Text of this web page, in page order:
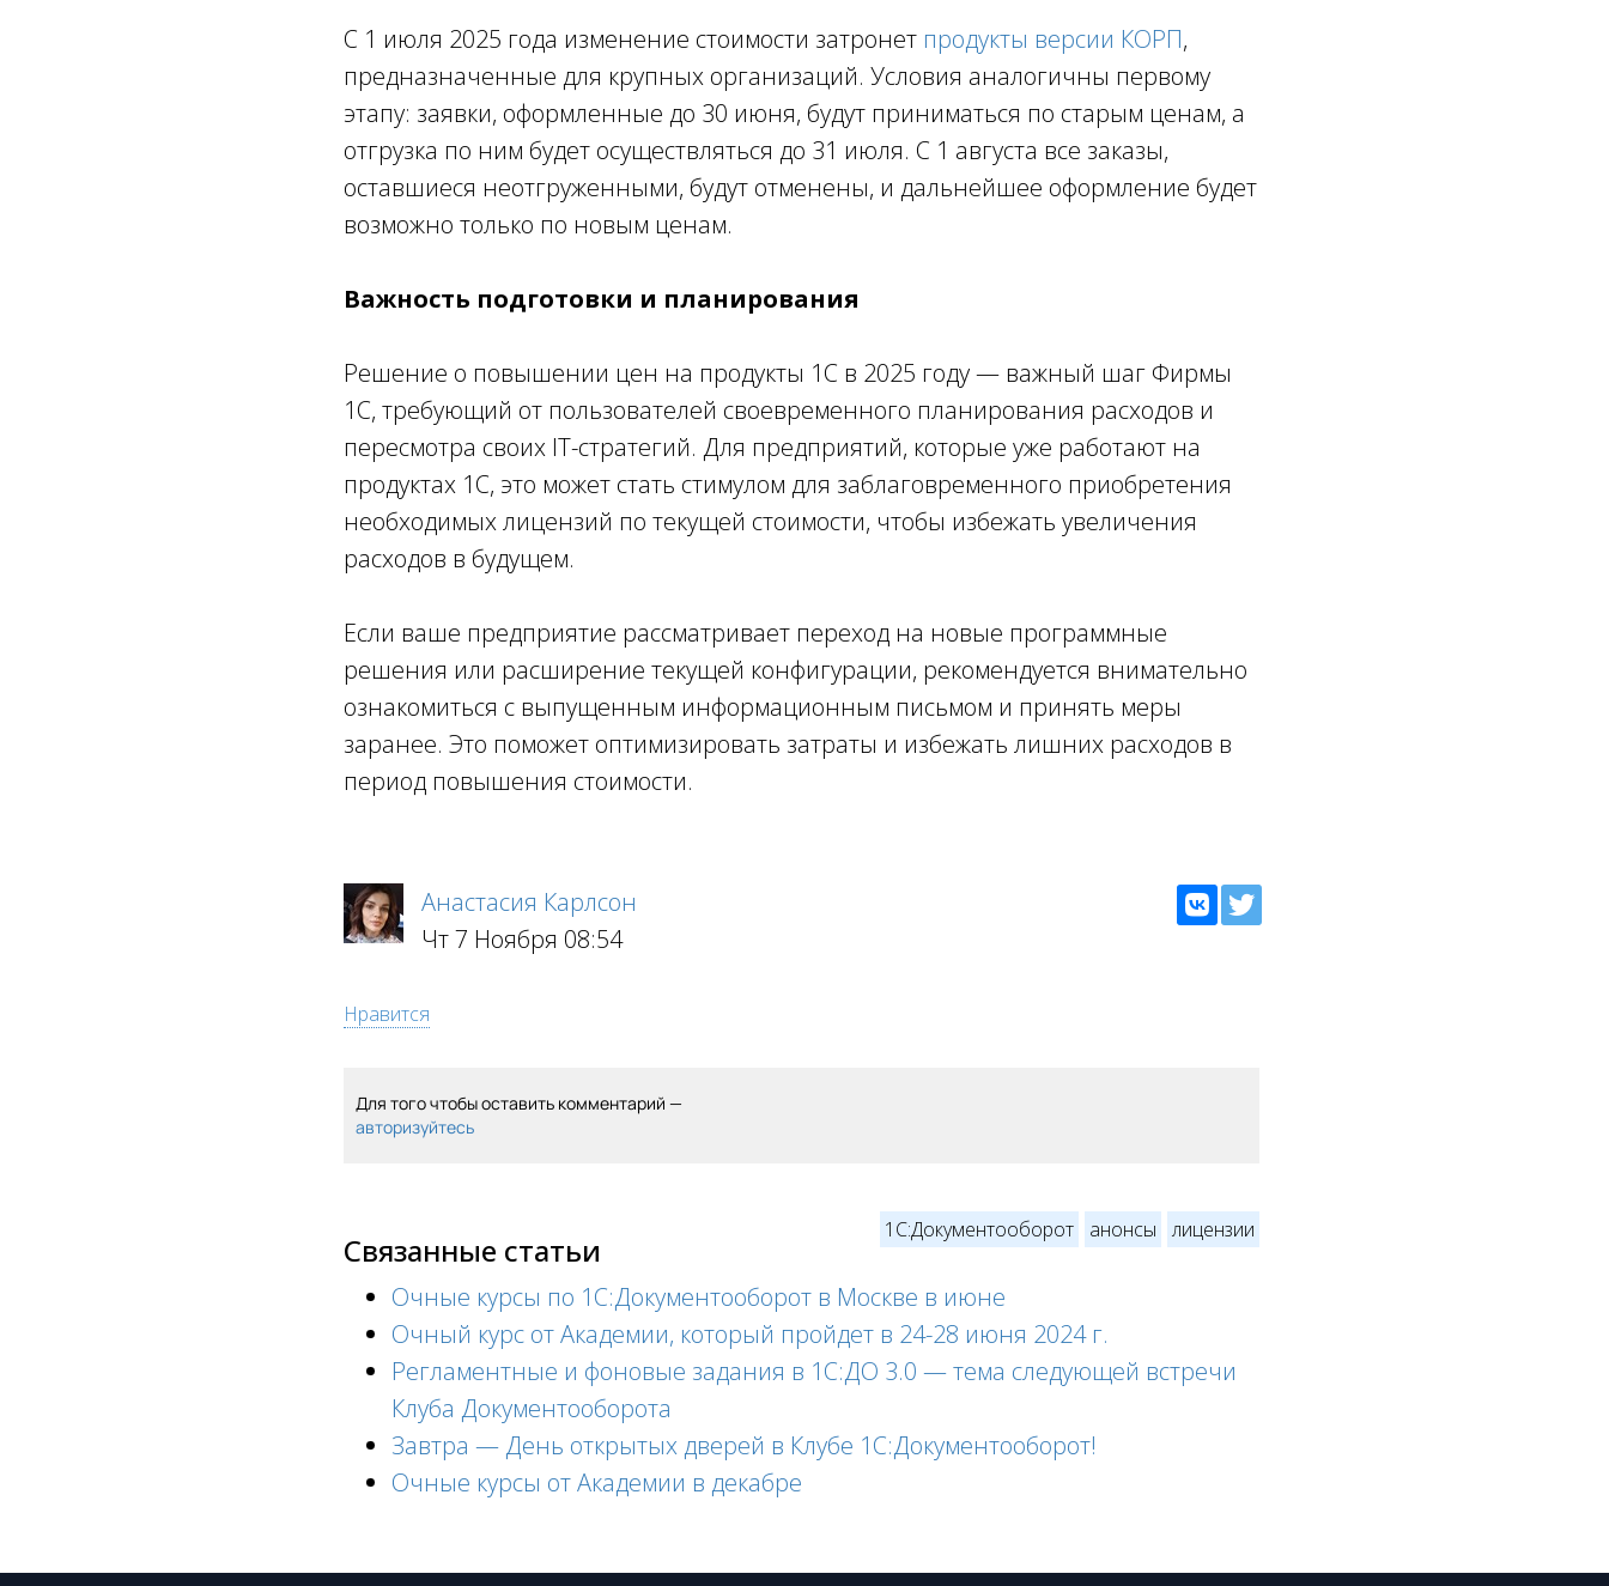
С 1 июля 2025 года изменение стоимости затронет продукты версии КОРП,
предназначенные для крупных организаций. Условия аналогичны первому
этапу: заявки, оформленные до 30 июня, будут приниматься по старым ценам, а
отгрузка по ним будет осуществляться до 31 июля. С 1 августа все заказы,
оставшиеся неотгруженными, будут отменены, и дальнейшее оформление будет
возможно только по новым ценам.
Важность подготовки и планирования
Решение о повышении цен на продукты 1С в 2025 году — важный шаг Фирмы
1С, требующий от пользователей своевременного планирования расходов и
пересмотра своих IT-стратегий. Для предприятий, которые уже работают на
продуктах 1С, это может стать стимулом для заблаговременного приобретения
необходимых лицензий по текущей стоимости, чтобы избежать увеличения
расходов в будущем.
Если ваше предприятие рассматривает переход на новые программные
решения или расширение текущей конфигурации, рекомендуется внимательно
ознакомиться с выпущенным информационным письмом и принять меры
заранее. Это поможет оптимизировать затраты и избежать лишних расходов в
период повышения стоимости.
Анастасия Карлсон
Чт 7 Ноября 08:54
Нравится
Для того чтобы оставить комментарий —
авторизуйтесь
1С:Документооборот анонсы лицензии
Связанные статьи
Очные курсы по 1C:Документооборот в Москве в июне
Очный курс от Академии, который пройдет в 24-28 июня 2024 г.
Регламентные и фоновые задания в 1С:ДО 3.0 — тема следующей встречи
Клуба Документооборота
Завтра — День открытых дверей в Клубе 1С:Документооборот!
Очные курсы от Академии в декабре